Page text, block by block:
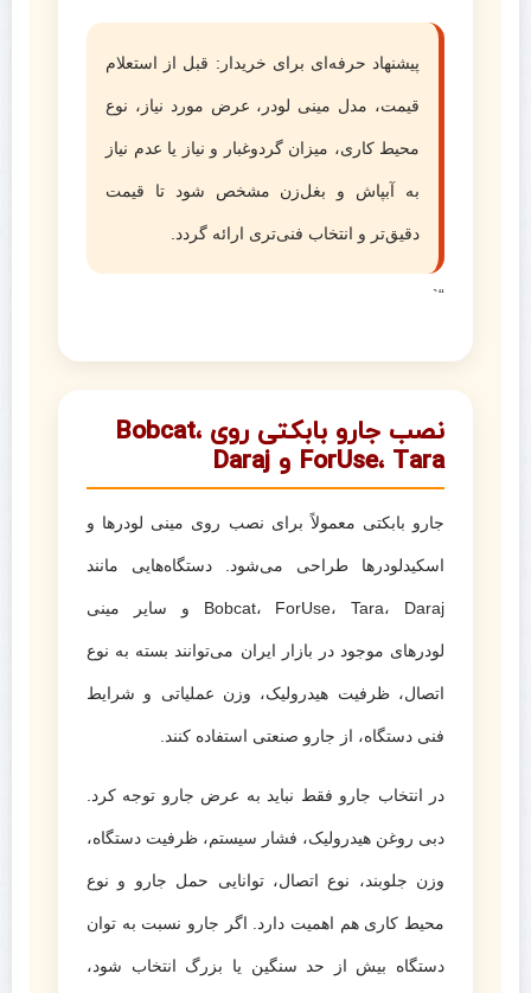
پیشنهاد حرفه‌ای برای خریدار: قبل از استعلام
قیمت، مدل مینی لودر، عرض مورد نیاز، نوع
محیط کاری، میزان گردوغبار و نیاز یا عدم نیاز
به آبپاش و بغل‌زن مشخص شود تا قیمت
دقیق‌تر و انتخاب فنی‌تری ارائه گردد.
“`
نصب جارو بابکتی روی Bobcat،
ForUse، Tara و Daraj
جارو بابکتی معمولاً برای نصب روی مینی لودرها و
اسکیدلودرها طراحی می‌شود. دستگاه‌هایی مانند
Bobcat، ForUse، Tara، Daraj و سایر مینی
لودرهای موجود در بازار ایران می‌توانند بسته به نوع
اتصال، ظرفیت هیدرولیک، وزن عملیاتی و شرایط
فنی دستگاه، از جارو صنعتی استفاده کنند.
در انتخاب جارو فقط نباید به عرض جارو توجه کرد.
دبی روغن هیدرولیک، فشار سیستم، ظرفیت دستگاه،
وزن جلوبند، نوع اتصال، توانایی حمل جارو و نوع
محیط کاری هم اهمیت دارد. اگر جارو نسبت به توان
دستگاه بیش از حد سنگین یا بزرگ انتخاب شود،